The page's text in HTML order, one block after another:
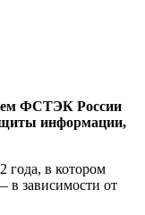
ФСТЭК России
информации,
года, в котором
в зависимости от